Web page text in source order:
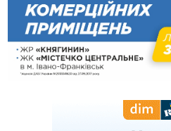
вагову гирку XII–XIII століть
09:39
У Франківську медики
на аорті
Вчора
У Богородчанах на
Загальна площа всіх